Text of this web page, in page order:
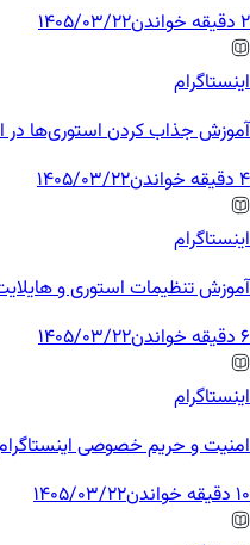
2 دقیقه خواندن
1405/03/22
اینستاگرام
آموزش جذاب کردن استوری‌ها در
4 دقیقه خواندن
1405/03/22
اینستاگرام
آموزش تنظیمات استوری و
6 دقیقه خواندن
1405/03/22
اینستاگرام
امنیت و حریم خصوصی
10 دقیقه خواندن
1405/03/22